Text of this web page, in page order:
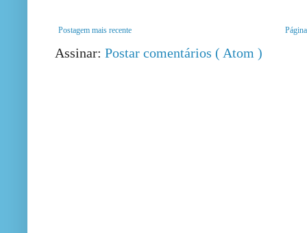
Postagem mais recente
Assinar: Postar comentários ( Atom )